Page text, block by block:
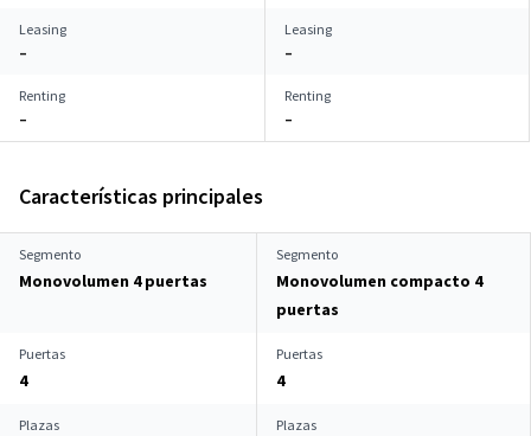
Leasing
–
Leasing
–
Renting
–
Renting
–
Características principales
Segmento
Monovolumen 4 puertas
Segmento
Monovolumen compacto 4
puertas
Puertas
4
Puertas
4
Plazas Plazas